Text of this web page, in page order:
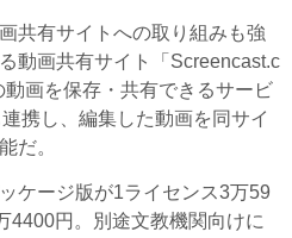
共有サイトへの取り組みも強
動画共有サイト「Screencast.c
画を保存・共有できるサービ
携し、編集した動画を同サイ
だ。
ケージ版が1ライセンス3万59
4400円。別途文教機関向けに